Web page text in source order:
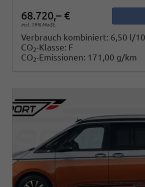
68.720,– €
incl. 19% MwSt.
Verbrauch kombiniert: 6,50 l/
CO2-Klasse: F
CO2-Emissionen: 171,00 g/km